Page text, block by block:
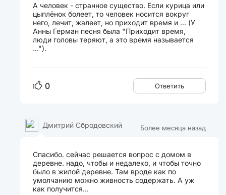
А человек - странное существо. Если курица или
цыплёнок болеет, то человек носится вокруг
него, лечит, жалеет, но приходит время и ... (У
Анны Герман песня была "Приходит время,
люди головы теряют, а это время называется
...").
0 Ответить
Более месяца назад
Дмитрий Сбродовский
Спасибо. сейчас решается вопрос с домом в
деревне. надо, чтобы и недалеко, и чтобы точно
было в жилой деревне. Там вроде как по
умолчанию можно живность содержать. А уж
как получится...